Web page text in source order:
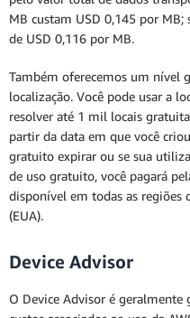
MB custam USD 0,145 por
de USD 0,116 por MB.
Também oferecemos um nível
localização. Você pode usar a
resolver até 1 mil locais
partir da data em que você
gratuito expirar ou se sua
de uso gratuito, você pagará
disponível em todas as regiões
(EUA).
Device Advisor
O Device Advisor é geralmente